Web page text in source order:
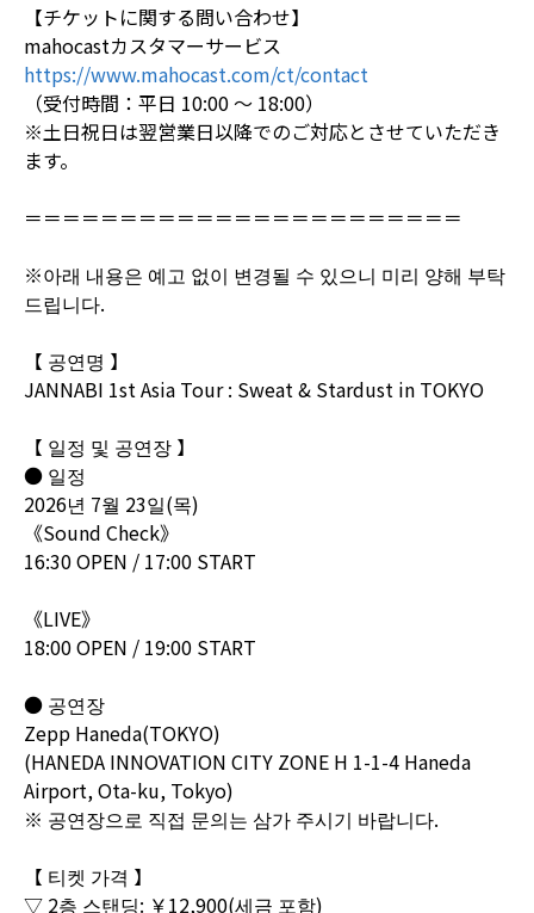
【チケットに関する問い合わせ】
mahocastカスタマーサービス
https://www.mahocast.com/ct/contact
（受付時間：平日 10:00 ～ 18:00）
※土日祝日は翌営業日以降でのご対応とさせていただき
ます。
＝＝＝＝＝＝＝＝＝＝＝＝＝＝＝＝＝＝＝＝＝＝＝
※아래 내용은 예고 없이 변경될 수 있으니 미리 양해 부탁
드립니다.
【 공연명 】
JANNABI 1st Asia Tour : Sweat & Stardust in TOKYO
【 일정 및 공연장 】
● 일정
2026년 7월 23일(목)
《Sound Check》
16:30 OPEN / 17:00 START
《LIVE》
18:00 OPEN / 19:00 START
● 공연장
Zepp Haneda(TOKYO)
(HANEDA INNOVATION CITY ZONE H 1-1-4 Haneda
Airport, Ota-ku, Tokyo)
※ 공연장으로 직접 문의는 삼가 주시기 바랍니다.
【 티켓 가격 】
▽ 2층 스탠딩: ￥12,900(세금 포함)